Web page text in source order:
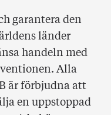
garantera den
länder
handeln med
Alla
är förbjudna att
en uppstoppad